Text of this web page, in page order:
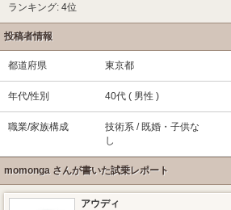
ランキング: 4位
投稿者情報
都道府県 東京都
年代/性別 40代 ( 男性 )
職業/家族構成
技術系 / 既婚・子供な
し
momonga さんが書いた試乗レポート
アウディ